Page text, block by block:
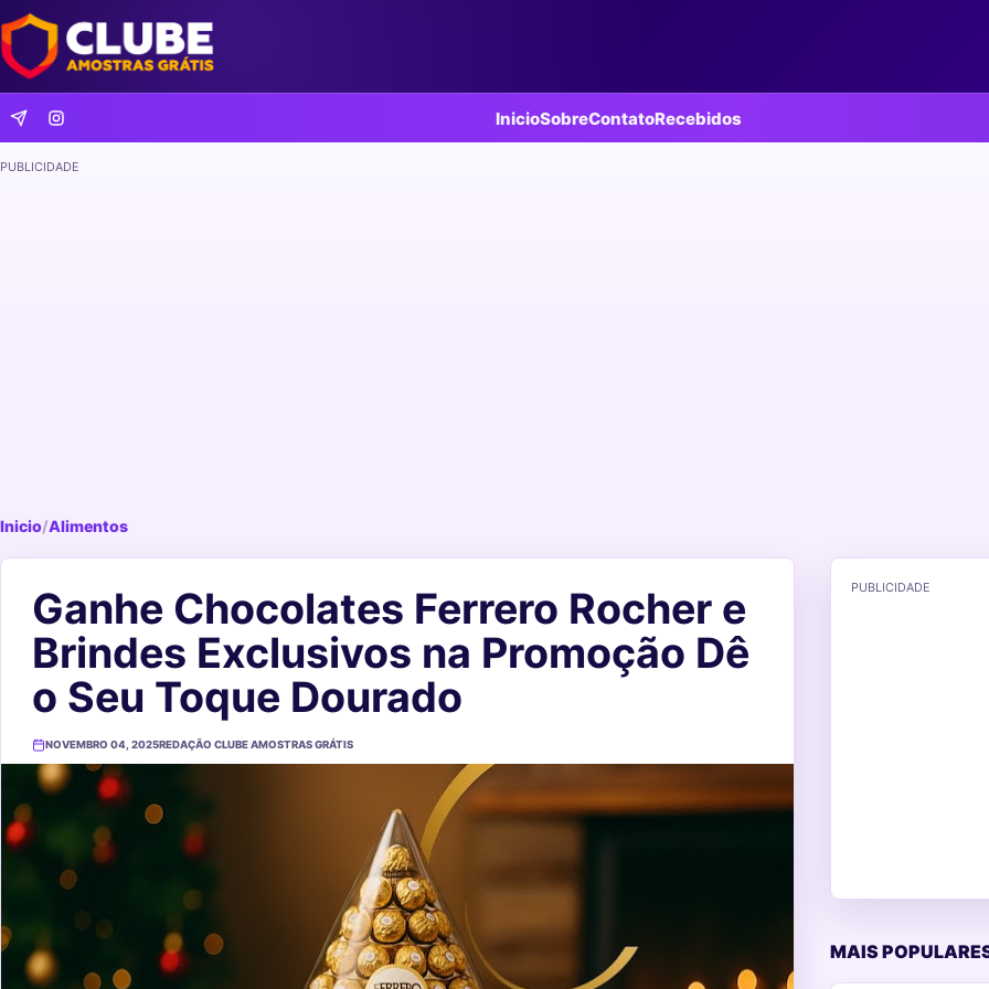
InicioSobreContatoRecebidos
PUBLICIDADE
Inicio/Alimentos
Ganhe Chocolates Ferrero Rocher e
Brindes Exclusivos na Promoção Dê
o Seu Toque Dourado
NOVEMBRO 04, 2025REDAÇÃO CLUBE AMOSTRAS GRÁTIS
PUBLICIDADE
MAIS